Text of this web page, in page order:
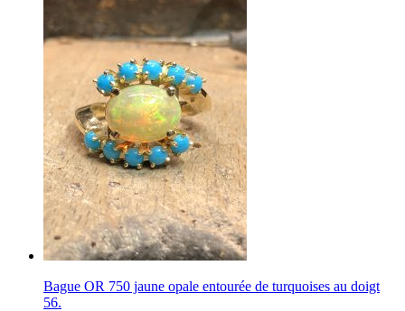
Bague OR 750 jaune opale entourée de turquoises au doigt
56.